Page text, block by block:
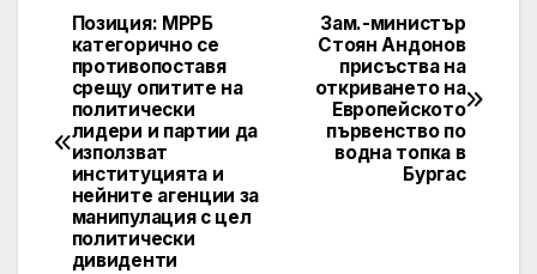
Post
navigation
Зам.-министър
Стоян Андонов
присъства на
откриването на
Европейското
първенство по
водна топка в
Бургас
Позиция: МРРБ
категорично се
противопоставя
срещу опитите на
политически
лидери и партии да
използват
институцията и
нейните агенции за
манипулация с цел
политически
дивиденти